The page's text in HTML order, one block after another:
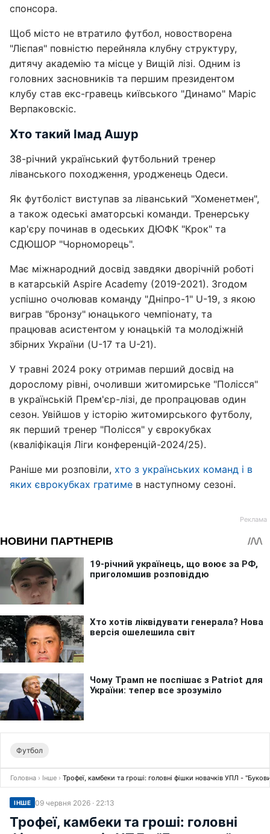
спонсора.
Щоб місто не втратило футбол, новостворена
"Лієпая" повністю перейняла клубну структуру,
дитячу академію та місце у Вищій лізі. Одним із
головних засновників та першим президентом
клубу став екс-гравець київського "Динамо" Маріс
Верпаковскіс.
Хто такий Імад Ашур
38-річний український футбольний тренер
ліванського походження, уродженець Одеси.
Як футболіст виступав за ліванський "Хоменетмен",
а також одеські аматорські команди. Тренерську
кар'єру починав в одеських ДЮФК "Крок" та
СДЮШОР "Чорноморець".
Має міжнародний досвід завдяки дворічній роботі
в катарській Aspire Academy (2019-2021). Згодом
успішно очолював команду "Дніпро-1" U-19, з якою
виграв "бронзу" юнацького чемпіонату, та
працював асистентом у юнацькій та молодіжній
збірних України (U-17 та U-21).
У травні 2024 року отримав перший досвід на
дорослому рівні, очоливши житомирське "Полісся"
в українській Прем'єр-лізі, де пропрацював один
сезон. Увійшов у історію житомирського футболу,
як перший тренер "Полісся" у єврокубках
(кваліфікація Ліги конференцій-2024/25).
Раніше ми розповіли, хто з українських команд і в
яких єврокубках гратиме в наступному сезоні.
Футбол
Головна › Інше › Трофеї, камбеки та гроші: головні фішки новачків УПЛ -
ІНШЕ 09 червня 2026 · 22:13
Трофеї, камбеки та гроші: головні